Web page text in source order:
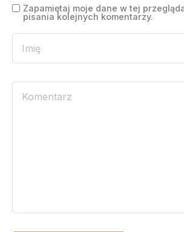
Zapamiętaj moje dane w tej
pisania kolejnych komentarzy.